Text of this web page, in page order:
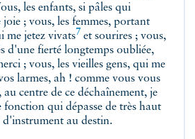
les enfants, si pâles qui
joie ; vous, les femmes, portant
me jetez vivats7 et sourires ; vous,
d'une fierté longtemps oubliée,
; vous, les vieilles gens, qui me
larmes, ah ! comme vous vous
centre de ce déchaînement, je
fonction qui dépasse de très haut
d'instrument au destin.